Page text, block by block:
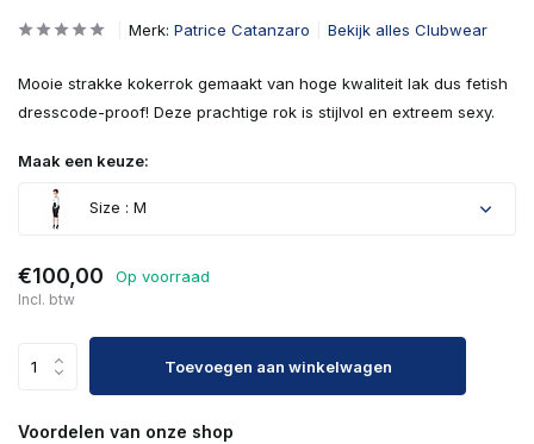
Merk: Patrice Catanzaro Bekijk alles Clubwear
Mooie strakke kokerrok gemaakt van hoge kwaliteit lak dus fetish
dresscode-proof! Deze prachtige rok is stijlvol en extreem sexy.
Maak een keuze:
Size : M
€100,00 Op voorraad
Incl. btw
Toevoegen aan winkelwagen
Voordelen van onze shop